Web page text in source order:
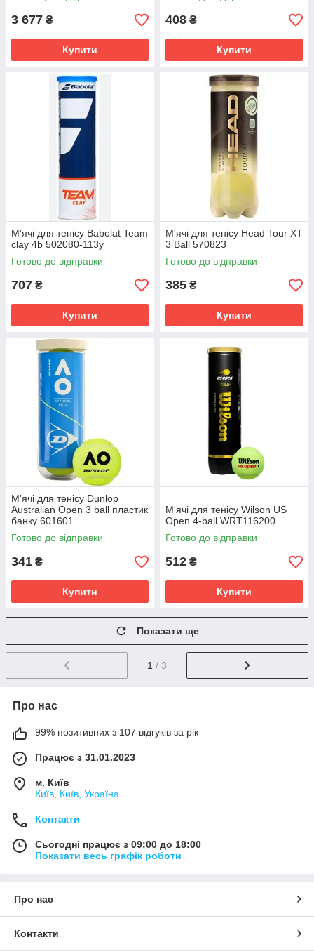
3 677 ₴
Купити
408 ₴
Купити
М'ячі для тенісу Babolat Team
clay 4b 502080-113y
Готово до відправки
707 ₴
Купити
М'ячі для тенісу Head Tour XT
3 Ball 570823
Готово до відправки
385 ₴
Купити
М'ячі для тенісу Dunlop
Australian Open 3 ball пластик
банку 601601
Готово до відправки
341 ₴
Купити
М'ячі для тенісу Wilson US
Open 4-ball WRT116200
Готово до відправки
512 ₴
Купити
Показати ще
1 / 3
Про нас
99% позитивних з 107 відгуків за рік
Працює з 31.01.2023
м. Київ
Київ, Київ, Україна
Контакти
Сьогодні працює з 09:00 до 18:00
Показати весь графік роботи
Про нас
Контакти